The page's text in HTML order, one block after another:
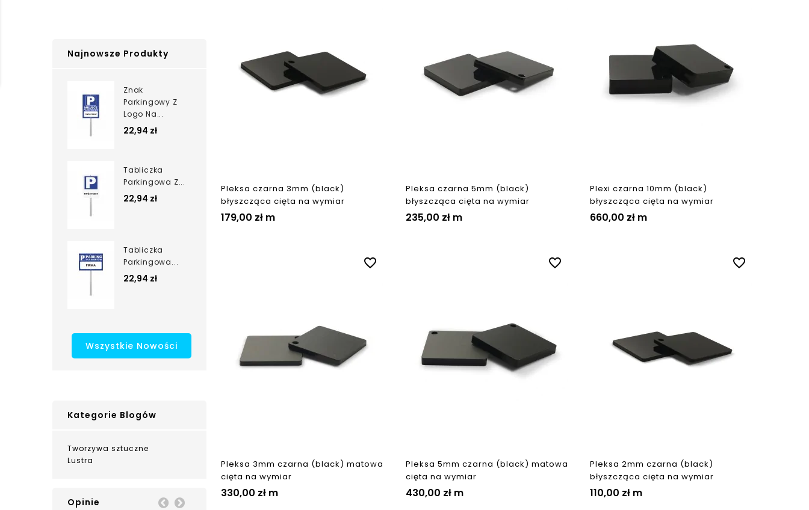
Najnowsze Produkty
Znak
Parkingowy Z
Logo Na...
22,94 zł
Tabliczka
Parkingowa Z...
22,94 zł
Tabliczka
Parkingowa...
22,94 zł
Wszystkie Nowości
Kategorie Blogów
Tworzywa sztuczne
Lustra
Opinie Prev
Pleksa czarna 3mm (black)
błyszcząca cięta na wymiar
179,00 zł m
Pleksa czarna 5mm (black)
błyszcząca cięta na wymiar
235,00 złm
Plexi czarna 10mm (black)
błyszcząca cięta na wymiar
660,00 zł m
favorite_border
Pleksa 3mm czarna (black) matowa
cięta na wymiar
330,00 zł m
favorite_border
Pleksa 5mm czarna (black) matowa
cięta na wymiar
430,00 złm
favorite_border
Pleksa 2mm czarna (black)
błyszcząca cięta na wymiar
110,00 zł m